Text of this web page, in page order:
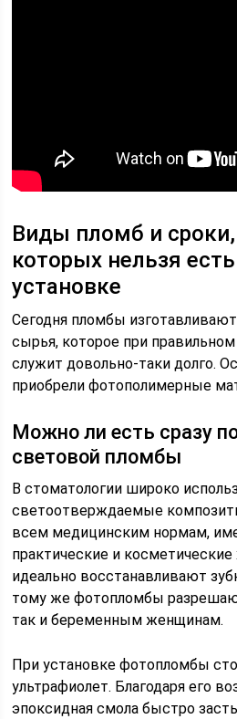
Виды пломб и сроки,
которых нельзя
установке
Сегодня пломбы
сырья, которое при
служит довольно-таки долго.
приобрели фотополимерные
Можно ли есть сразу
световой пломбы
В стоматологии широко
светоотверждаемые
всем медицинским нормам,
практические и косметические
идеально восстанавливают
тому же фотопломбы
так и беременным женщинам.
При установке фотопломбы
ультрафиолет. Благодаря его
эпоксидная смола быстро